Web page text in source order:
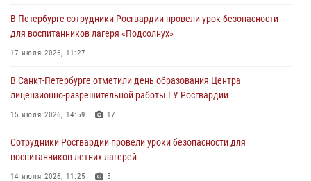
Сотрудники и военнослужащие Росгвардии обеспечили
правопорядок при проведении матча "Зенит" - "Балтика"
06 августа 2026, 07:30
В Выборгском районе наряд Росгвардии обнаружил
разыскиваемый преступный автотранспорт
05 августа 2026, 12:25 2
Петербургские росгвардейцы обнаружили объявленный в розыск
автомобиль, ранее использовавшийся при совершении кражи в
Ленобласти
В Петербурге сотрудники Росгвардии провели урок безопасности
для воспитанников лагеря «Подсолнух»
17 июля 2026, 11:27
В Санкт-Петербурге отметили день образования Центра
лицензионно-разрешительной работы ГУ Росгвардии
15 июля 2026, 14:59 17
Сотрудники Росгвардии провели уроки безопасности для
воспитанников летних лагерей
14 июля 2026, 11:25 5